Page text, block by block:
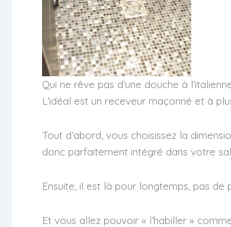
Qui ne rêve pas d’une douche à
L’idéal est un receveur maçonné et à
Tout d’abord, vous choisissez la
donc parfaitement intégré dans votre
Ensuite, il est là pour longtemps, pas
Et vous allez pouvoir « l’habiller »